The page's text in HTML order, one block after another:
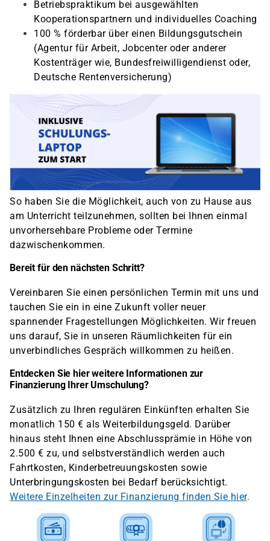
Betriebspraktikum bei ausgewählten
Kooperationspartnern und individuelles Coaching
100 % förderbar über einen Bildungsgutschein
(Agentur für Arbeit, Jobcenter oder anderer
Kostenträger wie, Bundesfreiwilligendienst oder,
Deutsche Rentenversicherung)
So haben Sie die Möglichkeit, auch von zu Hause aus
am Unterricht teilzunehmen, sollten bei Ihnen einmal
unvorhersehbare Probleme oder Termine
dazwischenkommen.
Bereit für den nächsten Schritt?
Vereinbaren Sie einen persönlichen Termin mit uns und
tauchen Sie ein in eine Zukunft voller neuer
spannender Fragestellungen Möglichkeiten. Wir freuen
uns darauf, Sie in unseren Räumlichkeiten für ein
unverbindliches Gespräch willkommen zu heißen.
Entdecken Sie hier weitere Informationen zur
Finanzierung Ihrer Umschulung?
Zusätzlich zu Ihren regulären Einkünften erhalten Sie
monatlich 150 € als Weiterbildungsgeld. Darüber
hinaus steht Ihnen eine Abschlussprämie in Höhe von
2.500 € zu, und selbstverständlich werden auch
Fahrtkosten, Kinderbetreuungskosten sowie
Unterbringungskosten bei Bedarf berücksichtigt.
Weitere Einzelheiten zur Finanzierung finden Sie hier.